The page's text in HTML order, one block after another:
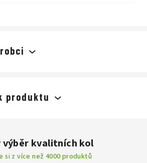
produktu
Cyklistické
výběr kvalitních kol
si z více než 4000 produktů